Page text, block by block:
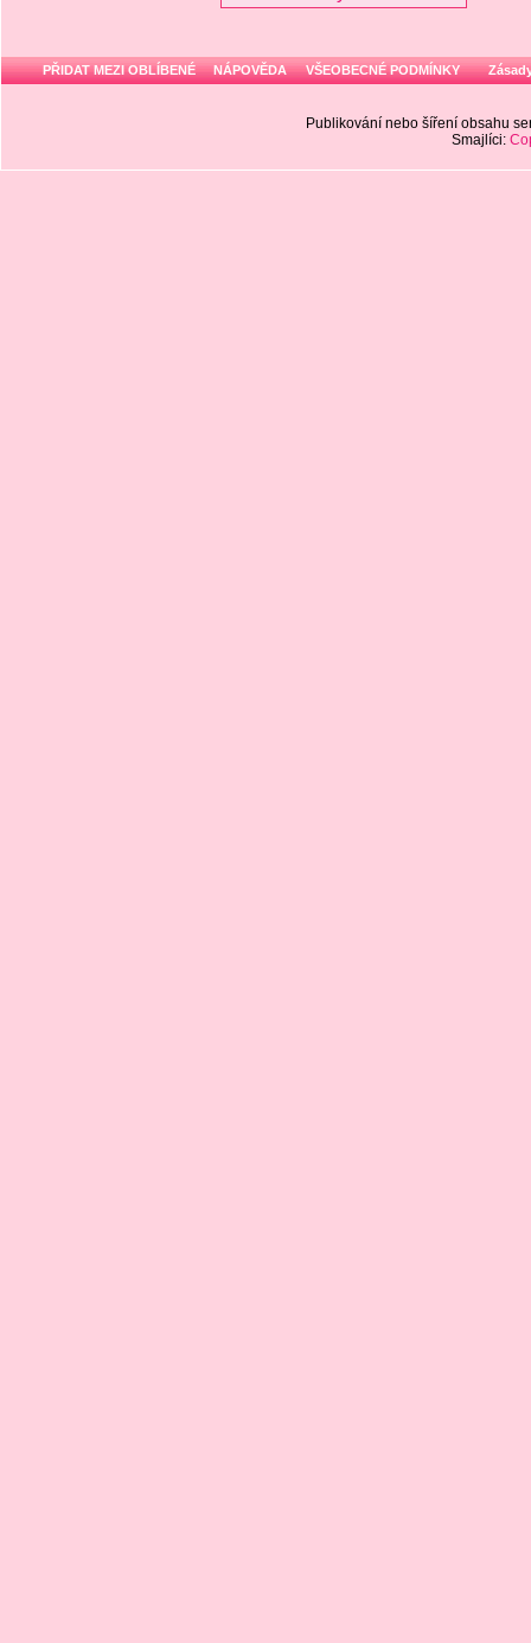
PŘIDAT MEZI OBLÍBENÉ NÁPOVĚDA VŠEOBECNÉ PODMÍNKY
Publikování nebo šíření obsahu
Smajlíci: